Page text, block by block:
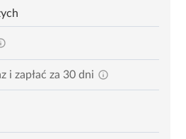
i zapłać za 30 dni